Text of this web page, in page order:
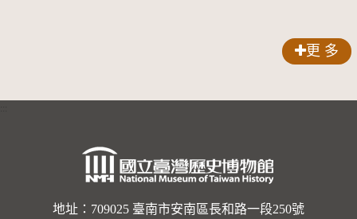
更 多
地址：709025 臺南市安南區長和路一段250號